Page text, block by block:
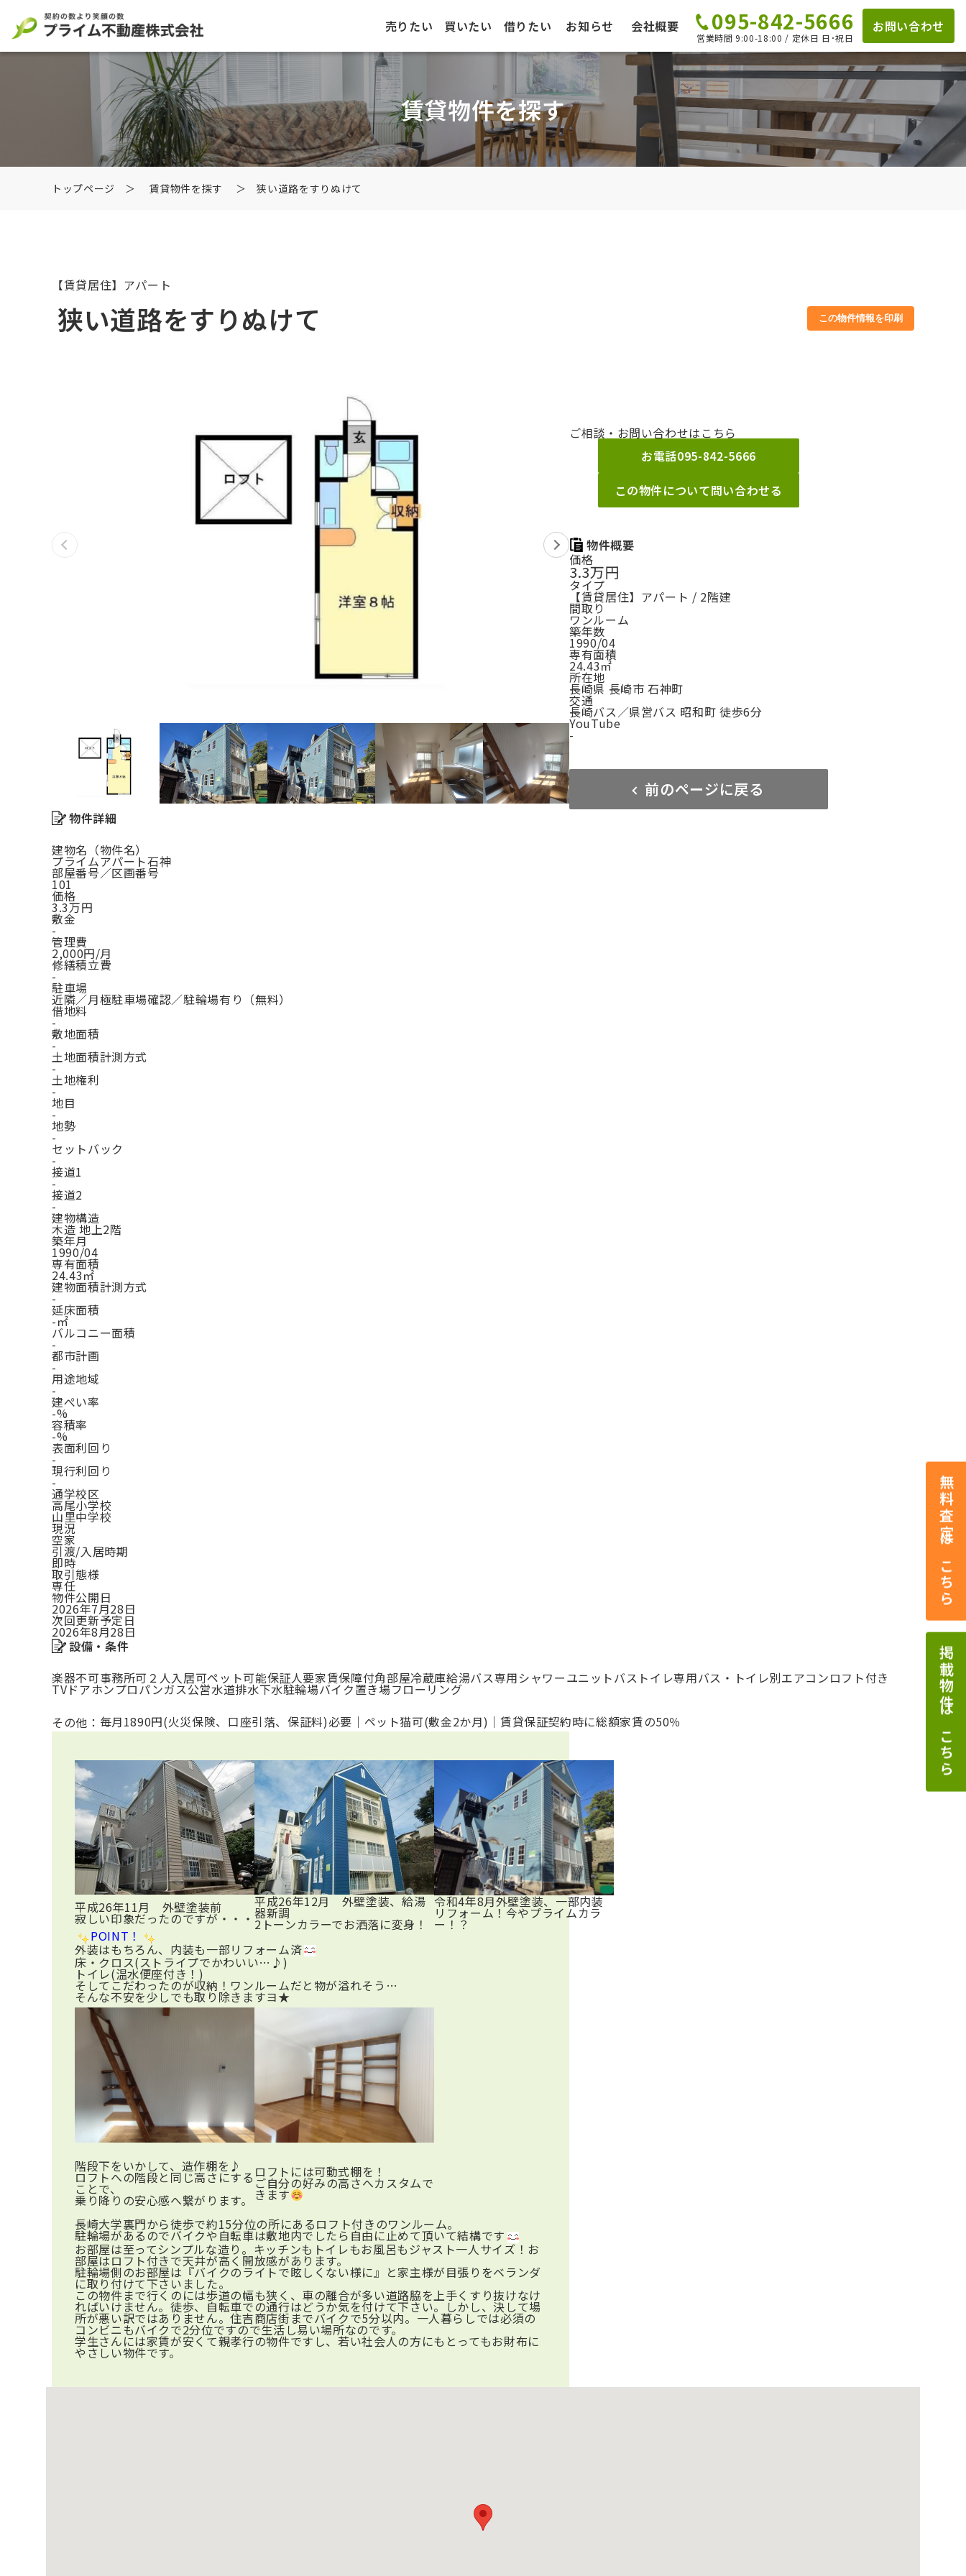
売りたい 買いたい 借りたい お知らせ 会社概要 095-842-5666
営業時間 9:00-18:00 / 定休日 日･祝日
お問い合わせ
無料査定はこちら
掲載物件はこちら
賃貸物件を探す
トップページ ＞ 賃貸物件を探す ＞ 狭い道路をすりぬけて
【賃貸居住】アパート
狭い道路をすりぬけて この物件情報を印刷
ご相談・お問い合わせはこちら
お電話095-842-5666
この物件について問い合わせる
物件概要
価格
3.3万円
タイプ
【賃貸居住】アパート / 2階建
間取り
ワンルーム
築年数
1990/04
専有面積
24.43㎡
所在地
長崎県 長崎市 石神町
交通
長崎バス／県営バス 昭和町 徒歩6分
YouTube
-
前のページに戻る
物件詳細
建物名（物件名）
プライムアパート石神
部屋番号／区画番号
101
価格
3.3万円
敷金
-
管理費
2,000円/月
修繕積立費
-
駐車場
近隣／月極駐車場確認／駐輪場有り（無料）
借地料
-
敷地面積
-
土地面積計測方式
-
土地権利
-
地目
-
地勢
-
セットバック
-
接道1
-
接道2
-
建物構造
木造 地上2階
築年月
1990/04
専有面積
24.43㎡
建物面積計測方式
-
延床面積
-㎡
バルコニー面積
-
都市計画
-
用途地域
-
建ぺい率
-%
容積率
-%
表面利回り
-
現行利回り
-
通学校区
高尾小学校
山里中学校
現況
空家
引渡/入居時期
即時
取引態様
専任
物件公開日
2026年7月28日
次回更新予定日
2026年8月28日
設備・条件
楽器不可事務所可 ２人入居可ペット可能保証人要家賃保障付角部屋冷蔵庫給湯バス専用シャワーユニットバス トイレ専用バス・トイレ別エアコンロフト付き
TVドアホンプロパンガス公営水道排水下水駐輪場バイク置き場フローリング
その他： 毎月1890円(火災保険、口座引落、保証料)必要｜ペット猫可(敷金2か月)｜賃貸保証契約時に総額家賃の50％
平成26年11月 外壁塗装前
寂しい印象だったのですが・・・
平成26年12月 外壁塗装、給湯
器新調
2トーンカラーでお洒落に変身！
令和4年8月外壁塗装、一部内装
リフォーム！今やプライムカラ
ー！？
POINT！
外装はもちろん、内装も一部リフォーム済
床・クロス(ストライプでかわいい…♪)
トイレ(温水便座付き！)
そしてこだわったのが収納！ワンルームだと物が溢れそう…
そんな不安を少しでも取り除きますヨ★
階段下をいかして、造作棚を♪
ロフトへの階段と同じ高さにする
ことで、
乗り降りの安心感へ繋がります。
ロフトには可動式棚を！
ご自分の好みの高さへカスタムで
きます
長崎大学裏門から徒歩で約15分位の所にあるロフト付きのワンルーム。
駐輪場があるのでバイクや自転車は敷地内でしたら自由に止めて頂いて結構です
お部屋は至ってシンプルな造り。キッチンもトイレもお風呂もジャスト一人サイズ！お
部屋はロフト付きで天井が高く開放感があります。
駐輪場側のお部屋は『バイクのライトで眩しくない様に』と家主様が目張りをベランダ
に取り付けて下さいました。
この物件まで行くのには歩道の幅も狭く、車の離合が多い道路脇を上手くすり抜けなけ
ればいけません。徒歩、自転車での通行はどうか気を付けて下さい。しかし、決して場
所が悪い訳ではありません。住吉商店街までバイクで5分以内。一人暮らしでは必須の
コンビニもバイクで2分位ですので生活し易い場所なのです。
学生さんには家賃が安くて親孝行の物件ですし、若い社会人の方にもとってもお財布に
やさしい物件です。